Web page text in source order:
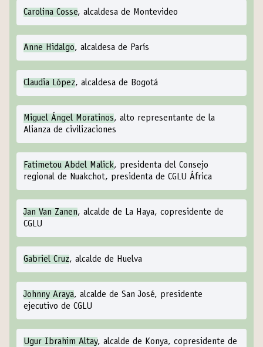
Carolina Cosse, alcaldesa de Montevideo
Anne Hidalgo, alcaldesa de París
Claudia López, alcaldesa de Bogotá
Miguel Ángel Moratinos, alto representante de la
Alianza de civilizaciones
Fatimetou Abdel Malick, presidenta del Consejo
regional de Nuakchot, presidenta de CGLU África
Jan Van Zanen, alcalde de La Haya, copresidente de
CGLU
Gabriel Cruz, alcalde de Huelva
Johnny Araya, alcalde de San José, presidente
ejecutivo de CGLU
Ugur Ibrahim Altay, alcalde de Konya, copresidente de